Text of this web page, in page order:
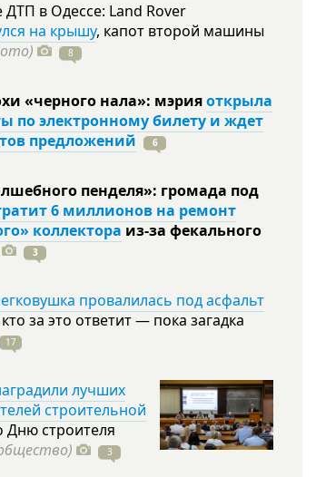
ДТП в Одессе: Land Rover
на крышу, капот второй машины
8
«черного нала»: мэрияоткрыла
по электронному билету и ждет
предложений
6
пенделя»: громада под
6 миллионов на ремонт
коллектора из-за фекального
3
провалилась под асфальт
кто за это ответит — пока загадка
17
лучших
строительной
Дню строителя
3